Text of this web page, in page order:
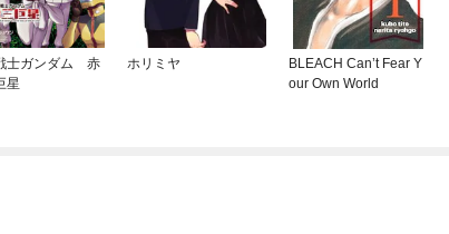
士ガンダム 赤
星
ホリミヤ
BLEACH Can’t Fear Y
our Own World